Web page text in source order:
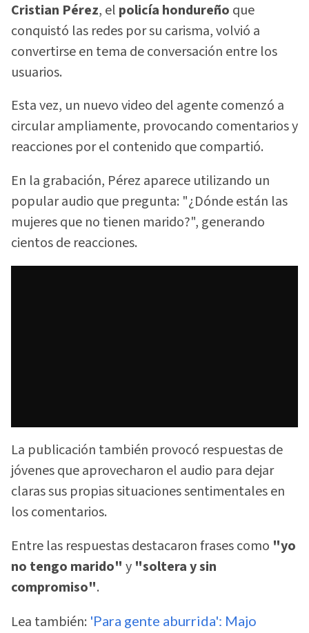
Cristian Pérez, el policía hondureño que
conquistó las redes por su carisma, volvió a
convertirse en tema de conversación entre los
usuarios.
Esta vez, un nuevo video del agente comenzó a
circular ampliamente, provocando comentarios y
reacciones por el contenido que compartió.
En la grabación, Pérez aparece utilizando un
popular audio que pregunta: "¿Dónde están las
mujeres que no tienen marido?", generando
cientos de reacciones.
La publicación también provocó respuestas de
jóvenes que aprovecharon el audio para dejar
claras sus propias situaciones sentimentales en
los comentarios.
Entre las respuestas destacaron frases como "yo
no tengo marido" y "soltera y sin
compromiso".
Lea también: 'Para gente aburrida': Majo